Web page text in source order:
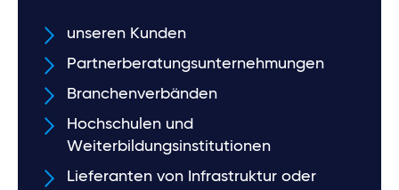
unseren Kunden
Partnerberatungsunternehmungen
Branchenverbänden
Hochschulen und
Weiterbildungsinstitutionen
Lieferanten von Infrastruktur oder